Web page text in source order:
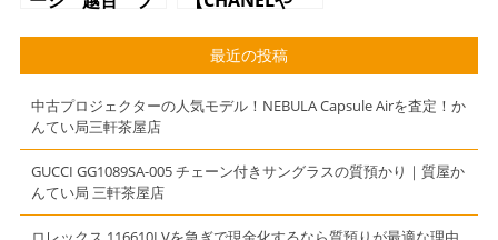
寺駅からお越し
のお客様より買
様より買取させ
て頂きました）
万平ホテル限定
ラベル 43
度/700ml 質
屋 かんてい
局 三軒茶屋店
（東急田園都市
桜新町駅からお
VUITON、
GIVENCHY等の
バッグで質預か
り】【質】【か
んてい局】【三
軒茶屋店】
最近の投稿
中古プロジェクターの人気モデル！NEBULA Capsule Airを査定！か
んてい局三軒茶屋店
GUCCI GG1089SA-005 チェーン付きサングラスの質預かり｜質屋か
んてい局 三軒茶屋店